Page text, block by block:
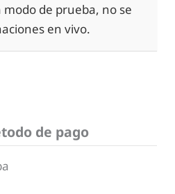
de prueba, no se
en vivo.
de pago